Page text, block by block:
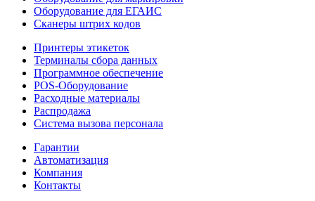
Оборудование для ЕГАИС
Сканеры штрих кодов
Принтеры этикеток
Терминалы сбора данных
Программное обеспечение
POS-Оборудование
Расходные материалы
Распродажа
Система вызова персонала
Гарантии
Автоматизация
Компания
Контакты